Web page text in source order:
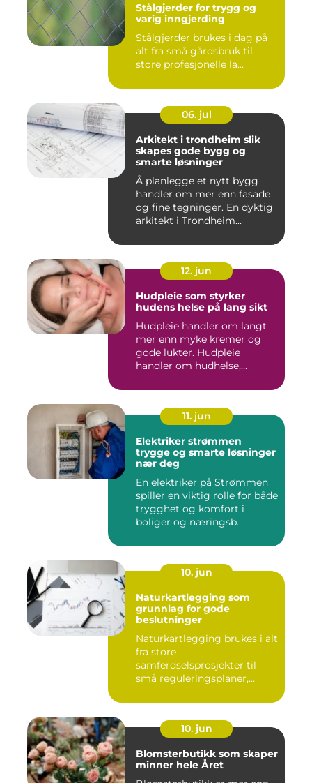
Stålgjerder for trygg og
varig inngjerding
Stålgjerder brukes i dag på
alt fra små gårdsbruk til
store profesjonelle la...
06. jul
Arkitekt i trondheim slik
skapes gode bygg og
smarte løsninger
Å planlegge et nytt bygg
handler om mer enn fasade
og fine tegninger. En dyktig
arkitekt i Trondheim...
12. jun
Hudpleie som styrker
hudens helse på lang sikt
Hudpleie handler om langt
mer enn myke kremer og
gode lukter. Hudpleie
handler om hudhelse,
11. jun
Elektriker strømmen
trygge og smarte løsninger
nær deg
En elektriker på Strømmen
spiller en viktig rolle for både
trygghet og komfort i
boliger og næringsb...
10. jun
Naturkartlegging som
grunnlag for gode
beslutninger
Naturkartlegging brukes i alt
fra store
samferdselsprosjekter til
små reguleringsplaner,
10. jun
Blomsterbutikk som skaper
minner hele Året